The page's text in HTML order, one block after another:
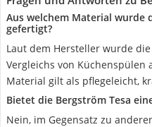
Aus welchem Material wurde
gefertigt?
Laut dem Hersteller wurde
Vergleichs von Küchenspülen
Material gilt als pflegeleicht,
Bietet die Bergström Tesa
Nein, im Gegensatz zu